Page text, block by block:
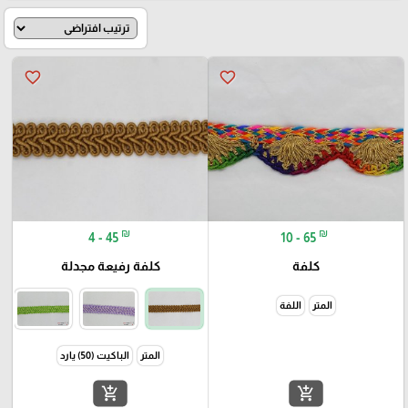
favorite_border
10 - 65 ₪
كلفة
المتر اللفة
add_shopping_cart
favorite_border
4 - 45 ₪
كلفة رفيعة مجدلة
المتر الباكيت (50) يارد
add_shopping_cart